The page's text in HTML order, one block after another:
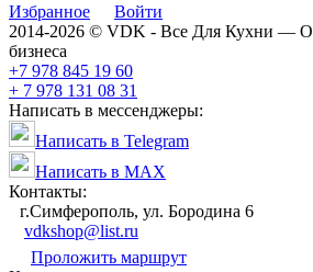
Избранное
Войти
2014-2026 © VDK - Все Для Кухни —
бизнеса
+7 978 845 19 60
+ 7 978 131 08 31
Написать в мессенджеры:
Написать в Telegram
Написать в MAX
Контакты:
г.Симферополь, ул. Бородина 6
vdkshop@list.ru
Проложить маршрут